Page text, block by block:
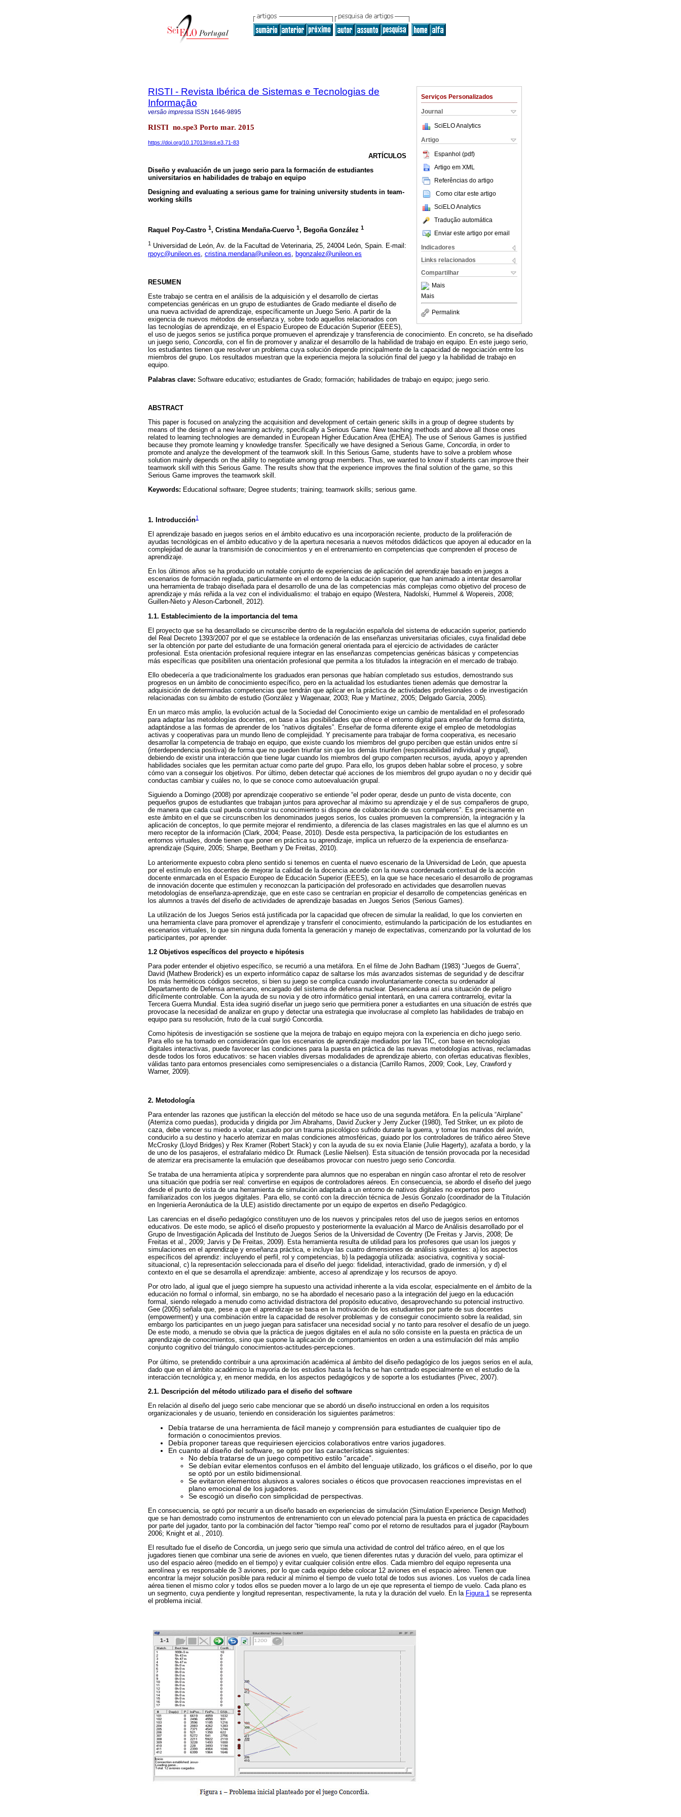
Serviços Personalizados
Journal
SciELO Analytics
Artigo
Espanhol (pdf)
Artigo em XML
Referências do artigo
Como citar este artigo
SciELO Analytics
Tradução automática
Enviar este artigo por email
Indicadores
Links relacionados
Compartilhar
Mais
Mais
Permalink
RISTI - Revista Ibérica de Sistemas e Tecnologias de
Informação
versão impressa ISSN 1646-9895
RISTI no.spe3 Porto mar. 2015
https://doi.org/10.17013/risti.e3.71-83
ARTÍCULOS
Diseño y evaluación de un juego serio para la formación de estudiantes
universitarios en habilidades de trabajo en equipo
Designing and evaluating a serious game for training university students in team-
working skills
Raquel Poy-Castro 1, Cristina Mendaña-Cuervo 1, Begoña González 1
1 Universidad de León, Av. de la Facultad de Veterinaria, 25, 24004 León, Spain. E-mail:
rpoyc@unileon.es cristina.mendana@unileon.es bgonzalez@unileon.es
RESUMEN
Este trabajo se centra en el análisis de la adquisición y el desarrollo de ciertas
competencias genéricas en un grupo de estudiantes de Grado mediante el diseño de
una nueva actividad de aprendizaje, específicamente un Juego Serio. A partir de la
exigencia de nuevos métodos de enseñanza y, sobre todo aquellos relacionados con
las tecnologías de aprendizaje, en el Espacio Europeo de Educación Superior (EEES),
el uso de juegos serios se justifica porque promueven el aprendizaje y transferencia de conocimiento. En concreto, se ha diseñado
un juego serio, Concordia, con el fin de promover y analizar el desarrollo de la habilidad de trabajo en equipo. En este juego serio,
los estudiantes tienen que resolver un problema cuya solución depende principalmente de la capacidad de negociación entre los
miembros del grupo. Los resultados muestran que la experiencia mejora la solución final del juego y la habilidad de trabajo en
equipo.
Palabras clave: Software educativo; estudiantes de Grado; formación; habilidades de trabajo en equipo; juego serio.
ABSTRACT
This paper is focused on analyzing the acquisition and development of certain generic skills in a group of degree students by
means of the design of a new learning activity, specifically a Serious Game. New teaching methods and above all those ones
related to learning technologies are demanded in European Higher Education Area (EHEA). The use of Serious Games is justified
because they promote learning y knowledge transfer. Specifically we have designed a Serious Game, Concordia, in order to
promote and analyze the development of the teamwork skill. In this Serious Game, students have to solve a problem whose
solution mainly depends on the ability to negotiate among group members. Thus, we wanted to know if students can improve their
teamwork skill with this Serious Game. The results show that the experience improves the final solution of the game, so this
Serious Game improves the teamwork skill.
Keywords: Educational software; Degree students; training; teamwork skills; serious game.
1. Introducción1
El aprendizaje basado en juegos serios en el ámbito educativo es una incorporación reciente, producto de la proliferación de
ayudas tecnológicas en el ámbito educativo y de la apertura necesaria a nuevos métodos didácticos que apoyen al educador en la
complejidad de aunar la transmisión de conocimientos y en el entrenamiento en competencias que comprenden el proceso de
aprendizaje.
En los últimos años se ha producido un notable conjunto de experiencias de aplicación del aprendizaje basado en juegos a
escenarios de formación reglada, particularmente en el entorno de la educación superior, que han animado a intentar desarrollar
una herramienta de trabajo diseñada para el desarrollo de una de las competencias más complejas como objetivo del proceso de
aprendizaje y más reñida a la vez con el individualismo: el trabajo en equipo (Westera, Nadolski, Hummel & Wopereis, 2008;
Guillen-Nieto y Aleson-Carbonell, 2012).
1.1. Establecimiento de la importancia del tema
El proyecto que se ha desarrollado se circunscribe dentro de la regulación española del sistema de educación superior, partiendo
del Real Decreto 1393/2007 por el que se establece la ordenación de las enseñanzas universitarias oficiales, cuya finalidad debe
ser la obtención por parte del estudiante de una formación general orientada para el ejercicio de actividades de carácter
profesional. Esta orientación profesional requiere integrar en las enseñanzas competencias genéricas básicas y competencias
más específicas que posibiliten una orientación profesional que permita a los titulados la integración en el mercado de trabajo.
Ello obedecería a que tradicionalmente los graduados eran personas que habían completado sus estudios, demostrando sus
progresos en un ámbito de conocimiento específico, pero en la actualidad los estudiantes tienen además que demostrar la
adquisición de determinadas competencias que tendrán que aplicar en la práctica de actividades profesionales o de investigación
relacionadas con su ámbito de estudio (González y Wagenaar, 2003; Rue y Martínez, 2005; Delgado García, 2005).
En un marco más amplio, la evolución actual de la Sociedad del Conocimiento exige un cambio de mentalidad en el profesorado
para adaptar las metodologías docentes, en base a las posibilidades que ofrece el entorno digital para enseñar de forma distinta,
adaptándose a las formas de aprender de los “nativos digitales”. Enseñar de forma diferente exige el empleo de metodologías
activas y cooperativas para un mundo lleno de complejidad. Y precisamente para trabajar de forma cooperativa, es necesario
desarrollar la competencia de trabajo en equipo, que existe cuando los miembros del grupo perciben que están unidos entre sí
(interdependencia positiva) de forma que no pueden triunfar sin que los demás triunfen (responsabilidad individual y grupal),
debiendo de existir una interacción que tiene lugar cuando los miembros del grupo comparten recursos, ayuda, apoyo y aprenden
habilidades sociales que les permitan actuar como parte del grupo. Para ello, los grupos deben hablar sobre el proceso, y sobre
cómo van a conseguir los objetivos. Por último, deben detectar qué acciones de los miembros del grupo ayudan o no y decidir qué
conductas cambiar y cuáles no, lo que se conoce como autoevaluación grupal.
Siguiendo a Domingo (2008) por aprendizaje cooperativo se entiende “el poder operar, desde un punto de vista docente, con
pequeños grupos de estudiantes que trabajan juntos para aprovechar al máximo su aprendizaje y el de sus compañeros de grupo,
de manera que cada cual pueda construir su conocimiento si dispone de colaboración de sus compañeros”. Es precisamente en
este ámbito en el que se circunscriben los denominados juegos serios, los cuales promueven la comprensión, la integración y la
aplicación de conceptos, lo que permite mejorar el rendimiento, a diferencia de las clases magistrales en las que el alumno es un
mero receptor de la información (Clark, 2004; Pease, 2010). Desde esta perspectiva, la participación de los estudiantes en
entornos virtuales, donde tienen que poner en práctica su aprendizaje, implica un refuerzo de la experiencia de enseñanza-
aprendizaje (Squire, 2005; Sharpe, Beetham y De Freitas, 2010).
Lo anteriormente expuesto cobra pleno sentido si tenemos en cuenta el nuevo escenario de la Universidad de León, que apuesta
por el estímulo en los docentes de mejorar la calidad de la docencia acorde con la nueva coordenada contextual de la acción
docente enmarcada en el Espacio Europeo de Educación Superior (EEES), en la que se hace necesario el desarrollo de programas
de innovación docente que estimulen y reconozcan la participación del profesorado en actividades que desarrollen nuevas
metodologías de enseñanza-aprendizaje, que en este caso se centrarían en propiciar el desarrollo de competencias genéricas en
los alumnos a través del diseño de actividades de aprendizaje basadas en Juegos Serios (Serious Games).
La utilización de los Juegos Serios está justificada por la capacidad que ofrecen de simular la realidad, lo que los convierten en
una herramienta clave para promover el aprendizaje y transferir el conocimiento, estimulando la participación de los estudiantes en
escenarios virtuales, lo que sin ninguna duda fomenta la generación y manejo de expectativas, comenzando por la voluntad de los
participantes, por aprender.
1.2 Objetivos específicos del proyecto e hipótesis
Para poder entender el objetivo específico, se recurrió a una metáfora. En el filme de John Badham (1983) “Juegos de Guerra”,
David (Mathew Broderick) es un experto informático capaz de saltarse los más avanzados sistemas de seguridad y de descifrar
los más herméticos códigos secretos, si bien su juego se complica cuando involuntariamente conecta su ordenador al
Departamento de Defensa americano, encargado del sistema de defensa nuclear. Desencadena así una situación de peligro
difícilmente controlable. Con la ayuda de su novia y de otro informático genial intentará, en una carrera contrarreloj, evitar la
Tercera Guerra Mundial. Esta idea sugirió diseñar un juego serio que permitiera poner a estudiantes en una situación de estrés que
provocase la necesidad de analizar en grupo y detectar una estrategia que involucrase al completo las habilidades de trabajo en
equipo para su resolución, fruto de la cual surgió Concordia.
Como hipótesis de investigación se sostiene que la mejora de trabajo en equipo mejora con la experiencia en dicho juego serio.
Para ello se ha tomado en consideración que los escenarios de aprendizaje mediados por las TIC, con base en tecnologías
digitales interactivas, puede favorecer las condiciones para la puesta en práctica de las nuevas metodologías activas, reclamadas
desde todos los foros educativos: se hacen viables diversas modalidades de aprendizaje abierto, con ofertas educativas flexibles,
válidas tanto para entornos presenciales como semipresenciales o a distancia (Carrillo Ramos, 2009; Cook, Ley, Crawford y
Warner, 2009).
2. Metodología
Para entender las razones que justifican la elección del método se hace uso de una segunda metáfora. En la película “Airplane”
(Aterriza como puedas), producida y dirigida por Jim Abrahams, David Zucker y Jerry Zucker (1980), Ted Striker, un ex piloto de
caza, debe vencer su miedo a volar, causado por un trauma psicológico sufrido durante la guerra, y tomar los mandos del avión,
conducirlo a su destino y hacerlo aterrizar en malas condiciones atmosféricas, guiado por los controladores de tráfico aéreo Steve
McCrosky (Lloyd Bridges) y Rex Kramer (Robert Stack) y con la ayuda de su ex novia Elanie (Julie Hagerty), azafata a bordo, y la
de uno de los pasajeros, el estrafalario médico Dr. Rumack (Leslie Nielsen). Esta situación de tensión provocada por la necesidad
de aterrizar era precisamente la emulación que deseábamos provocar con nuestro juego serio Concordia
Se trataba de una herramienta atípica y sorprendente para alumnos que no esperaban en ningún caso afrontar el reto de resolver
una situación que podría ser real: convertirse en equipos de controladores aéreos. En consecuencia, se abordo el diseño del juego
desde el punto de vista de una herramienta de simulación adaptada a un entorno de nativos digitales no expertos pero
familiarizados con los juegos digitales. Para ello, se contó con la dirección técnica de Jesús Gonzalo (coordinador de la Titulación
en Ingeniería Aeronáutica de la ULE) asistido directamente por un equipo de expertos en diseño Pedagógico.
Las carencias en el diseño pedagógico constituyen uno de los nuevos y principales retos del uso de juegos serios en entornos
educativos. De este modo, se aplicó el diseño propuesto y posteriormente la evaluación al Marco de Análisis desarrollado por el
Grupo de Investigación Aplicada del Instituto de Juegos Serios de la Universidad de Coventry (De Freitas y Jarvis, 2008; De
Freitas et al., 2009; Jarvis y De Freitas, 2009). Esta herramienta resulta de utilidad para los profesores que usan los juegos y
simulaciones en el aprendizaje y enseñanza práctica, e incluye las cuatro dimensiones de análisis siguientes: a) los aspectos
específicos del aprendiz: incluyendo el perfil, rol y competencias, b) la pedagogía utilizada: asociativa, cognitiva y social-
situacional, c) la representación seleccionada para el diseño del juego: fidelidad, interactividad, grado de inmersión, y d) el
contexto en el que se desarrolla el aprendizaje: ambiente, acceso al aprendizaje y los recursos de apoyo.
Por otro lado, al igual que el juego siempre ha supuesto una actividad inherente a la vida escolar, especialmente en el ámbito de la
educación no formal o informal, sin embargo, no se ha abordado el necesario paso a la integración del juego en la educación
formal, siendo relegado a menudo como actividad distractora del propósito educativo, desaprovechando su potencial instructivo.
Gee (2005) señala que, pese a que el aprendizaje se basa en la motivación de los estudiantes por parte de sus docentes
(empowerment) y una combinación entre la capacidad de resolver problemas y de conseguir conocimiento sobre la realidad, sin
embargo los participantes en un juego juegan para satisfacer una necesidad social y no tanto para resolver el desafío de un juego.
De este modo, a menudo se obvia que la práctica de juegos digitales en el aula no sólo consiste en la puesta en práctica de un
aprendizaje de conocimientos, sino que supone la aplicación de comportamientos en orden a una estimulación del más amplio
conjunto cognitivo del triángulo conocimientos-actitudes-percepciones.
Por último, se pretendido contribuir a una aproximación académica al ámbito del diseño pedagógico de los juegos serios en el aula,
dado que en el ámbito académico la mayoría de los estudios hasta la fecha se han centrado especialmente en el estudio de la
interacción tecnológica y, en menor medida, en los aspectos pedagógicos y de soporte a los estudiantes (Pivec, 2007).
2.1. Descripción del método utilizado para el diseño del software
En relación al diseño del juego serio cabe mencionar que se abordó un diseño instruccional en orden a los requisitos
organizacionales y de usuario, teniendo en consideración los siguientes parámetros:
Debía tratarse de una herramienta de fácil manejo y comprensión para estudiantes de cualquier tipo de
formación o conocimientos previos.
Debía proponer tareas que requiriesen ejercicios colaborativos entre varios jugadores.
En cuanto al diseño del software, se optó por las características siguientes:
No debía tratarse de un juego competitivo estilo “arcade”.
Se debían evitar elementos confusos en el ámbito del lenguaje utilizado, los gráficos o el diseño, por lo que
se optó por un estilo bidimensional.
Se evitaron elementos alusivos a valores sociales o éticos que provocasen reacciones imprevistas en el
plano emocional de los jugadores.
Se escogió un diseño con simplicidad de perspectivas.
En consecuencia, se optó por recurrir a un diseño basado en experiencias de simulación (Simulation Experience Design Method)
que se han demostrado como instrumentos de entrenamiento con un elevado potencial para la puesta en práctica de capacidades
por parte del jugador, tanto por la combinación del factor “tiempo real” como por el retorno de resultados para el jugador (Raybourn
2006; Knight et al., 2010).
El resultado fue el diseño de Concordia, un juego serio que simula una actividad de control del tráfico aéreo, en el que los
jugadores tienen que combinar una serie de aviones en vuelo, que tienen diferentes rutas y duración del vuelo, para optimizar el
uso del espacio aéreo (medido en el tiempo) y evitar cualquier colisión entre ellos. Cada miembro del equipo representa una
aerolínea y es responsable de 3 aviones, por lo que cada equipo debe colocar 12 aviones en el espacio aéreo. Tienen que
encontrar la mejor solución posible para reducir al mínimo el tiempo de vuelo total de todos sus aviones. Los vuelos de cada línea
aérea tienen el mismo color y todos ellos se pueden mover a lo largo de un eje que representa el tiempo de vuelo. Cada plano es
un segmento, cuya pendiente y longitud representan, respectivamente, la ruta y la duración del vuelo. En la Figura 1 se representa
el problema inicial.